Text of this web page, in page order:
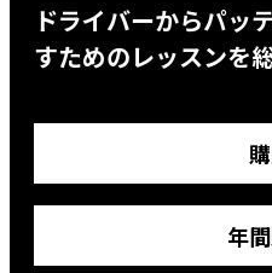
ドライバーからパッ
すためのレッスンを
年